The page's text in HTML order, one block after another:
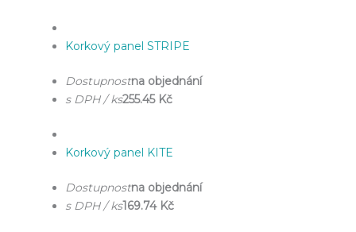
Korkový panel STRIPE
Dostupnostna objednání
s DPH / ks255.45 Kč
Korkový panel KITE
Dostupnostna objednání
s DPH / ks169.74 Kč